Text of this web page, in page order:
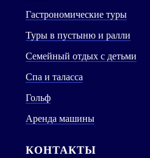
Гастрономические туры
Туры в пустыню и ралли
Семейный отдых с детьми
Спа и таласса
Гольф
Аренда машины
КОНТАКТЫ